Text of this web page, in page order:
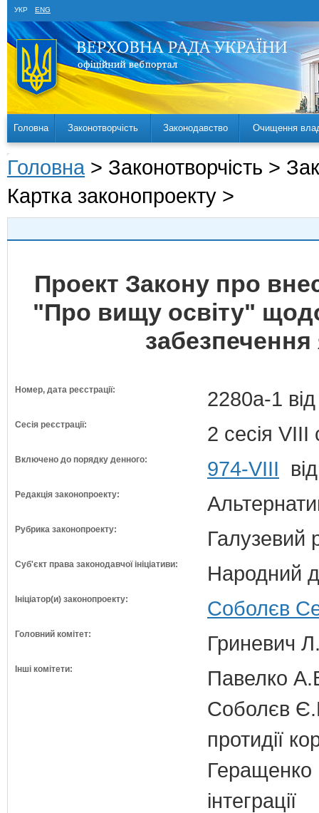
УКР ENG
Головна Законотворчість Законодавство Очищення
Головна > Законотворчість >
Картка законопроекту >
Проект Закону про
"Про вищу освіту"
забезпечення
Номер, дата реєстрації: 2280а-1
Сесія реєстрації: 2 сесія VIII
Включено до порядку денного: 974-VIII
Редакція законопроекту:
Рубрика законопроекту: Галузевий
Суб'єкт права законодавчої ініціативи: Народний
Ініціатор(и) законопроекту: Соболєв
Головний комітет: Гриневич
Інші комітети:
Павелко
Соболєв
протидії
Геращенко
інтеграції